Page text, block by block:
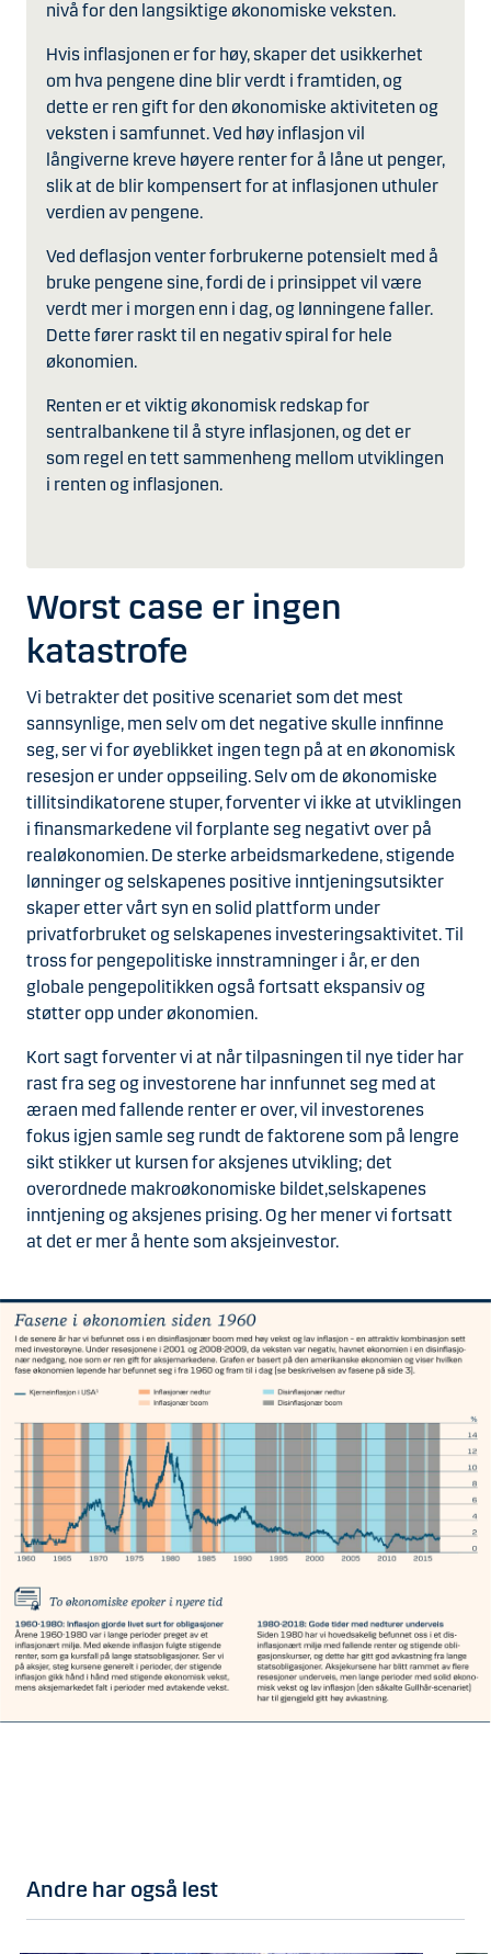
nivå for den langsiktige økonomiske veksten.
Hvis inflasjonen er for høy, skaper det usikkerhet
om hva pengene dine blir verdt i framtiden, og
dette er ren gift for den økonomiske aktiviteten og
veksten i samfunnet. Ved høy inflasjon vil
långiverne kreve høyere renter for å låne ut penger,
slik at de blir kompensert for at inflasjonen uthuler
verdien av pengene.
Ved deflasjon venter forbrukerne potensielt med å
bruke pengene sine, fordi de i prinsippet vil være
verdt mer i morgen enn i dag, og lønningene faller.
Dette fører raskt til en negativ spiral for hele
økonomien.
Renten er et viktig økonomisk redskap for
sentralbankene til å styre inflasjonen, og det er
som regel en tett sammenheng mellom utviklingen
i renten og inflasjonen.
Worst case er ingen
katastrofe
Vi betrakter det positive scenariet som det mest
sannsynlige, men selv om det negative skulle innfinne
seg, ser vi for øyeblikket ingen tegn på at en økonomisk
resesjon er under oppseiling. Selv om de økonomiske
tillitsindikatorene stuper, forventer vi ikke at utviklingen
i finansmarkedene vil forplante seg negativt over på
realøkonomien. De sterke arbeidsmarkedene, stigende
lønninger og selskapenes positive inntjeningsutsikter
skaper etter vårt syn en solid plattform under
privatforbruket og selskapenes investeringsaktivitet. Til
tross for pengepolitiske innstramninger i år, er den
globale pengepolitikken også fortsatt ekspansiv og
støtter opp under økonomien.
Kort sagt forventer vi at når tilpasningen til nye tider har
rast fra seg og investorene har innfunnet seg med at
æraen med fallende renter er over, vil investorenes
fokus igjen samle seg rundt de faktorene som på lengre
sikt stikker ut kursen for aksjenes utvikling; det
overordnede makroøkonomiske bildet,selskapenes
inntjening og aksjenes prising. Og her mener vi fortsatt
at det er mer å hente som aksjeinvestor.
Andre har også lest